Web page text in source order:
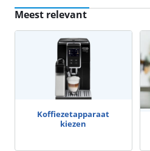
Meest relevant
Koffiezetapparaat
kiezen